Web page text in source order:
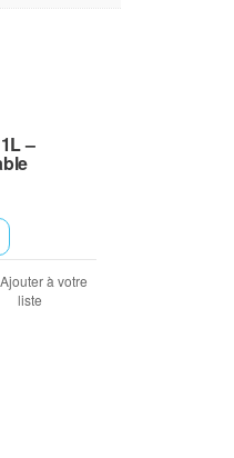
–
Ajouter à votre
liste